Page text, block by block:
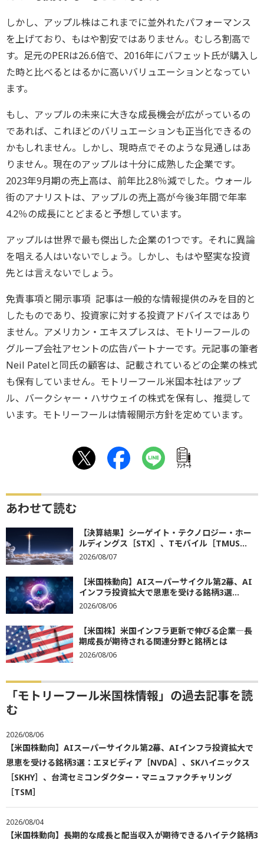
しかし、アップル株はこれまでに並外れたパフォーマンス
を上げており、もはや割安ではありません。むしろ割高で
す。足元のPERは26.6倍で、2016年にバフェット氏が購入し
た時と比べるとはるかに高いバリュエーションとなってい
ます。
もし、アップルの未来に大きな成長機会が広がっているの
であれば、これほどのバリュエーションも正当化できるの
かもしれません。しかし、現時点でそのような見通しはあ
りません。現在のアップルは十分に成熟した企業です。
2023年9月期の売上高は、前年比2.8％減でした。ウォール
街のアナリストは、アップルの売上高が今後3年間で年率
4.2％の成長にとどまると予想しています。
アップルは世界で最も傑出した企業の1つです。それに異論
を唱える人はいないでしょう。しかし、もはや堅実な投資
先とは言えないでしょう。
免責事項と開示事項 記事は一般的な情報提供のみを目的と
したものであり、投資家に対する投資アドバイスではあり
ません。アメリカン・エキスプレスは、モトリーフールの
グループ会社アセントの広告パートナーです。元記事の筆者
Neil Patelと同氏の顧客は、記載されているどの企業の株式
も保有していません。モトリーフール米国本社はアップ
ル、バークシャー・ハサウェイの株式を保有し、推奨して
います。モトリーフールは情報開示方針を定めています。
ｱﾝｹｰﾄ
あわせて読む
【決算結果】シーゲイト・テクノロジー・ホー
ルディングス［STX］、Tモバイル［TMUS...
2026/08/07
【米国株動向】AIスーパーサイクル第2幕、AI
インフラ投資拡大で恩恵を受ける銘柄3選...
2026/08/06
【米国株】米国インフラ更新で伸びる企業―長
期成長が期待される関連分野と銘柄とは
2026/08/06
「モトリーフール米国株情報」の過去記事を読
む
2026/08/06
【米国株動向】AIスーパーサイクル第2幕、AIインフラ投資拡大で
恩恵を受ける銘柄3選：エヌビディア［NVDA］、SKハイニックス
［SKHY］、台湾セミコンダクター・マニュファクチャリング
［TSM］
2026/08/04
【米国株動向】長期的な成長と配当収入が期待できるハイテク銘柄3